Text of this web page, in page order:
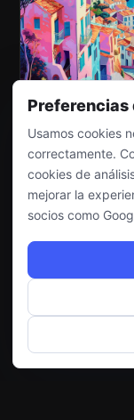
Preferencias
Usamos cookies
correctamente.
cookies de
mejorar la
socios como